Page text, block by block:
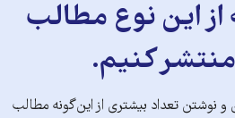
از این نوع مطالب
کنیم.
و نوشتن تعداد بیشتری از این‌گونه مطالب